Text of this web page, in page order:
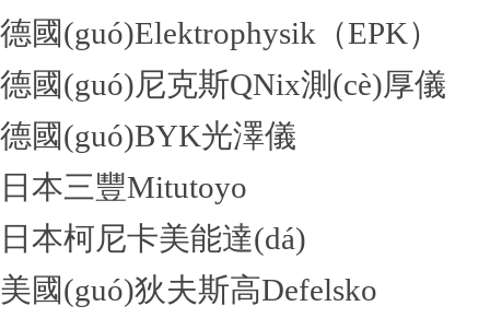
德國(guó)Elektrophysik（EPK）
德國(guó)尼克斯QNix測(cè)厚儀
德國(guó)BYK光澤儀
日本三豐Mitutoyo
日本柯尼卡美能達(dá)
美國(guó)狄夫斯高Defelsko